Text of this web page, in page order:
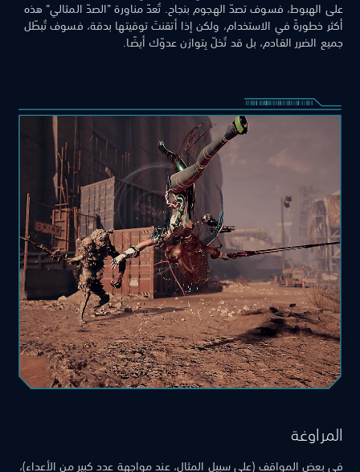
على الهبوط، فسوف تصدّ الهجوم بنجاح. تُعدّ مناورة "الصدّ المثالي" هذه
أكثر خطورةً في الاستخدام، ولكن إذا أتقنتَ توقيتها بدقة، فسوف تُبطّل
جميع الضرر القادم، بل قد تُخلّ بِتوازن عدوّك أيضًا.
المراوغة
في بعض المواقف (على سبيل المثال، عند مواجهة عدد كبير من الأعداء)،